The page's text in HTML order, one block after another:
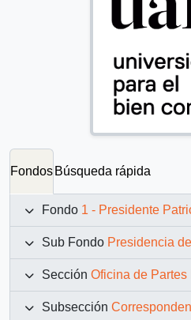
Fondos Búsqueda rápida
Fondo 1 - Presidente Patricio
Sub Fondo Presidencia de la
Sección Oficina de
Subsección